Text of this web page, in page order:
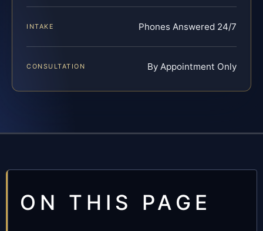
INTAKE Phones Answered 24/7
CONSULTATION By Appointment Only
ON THIS PAGE